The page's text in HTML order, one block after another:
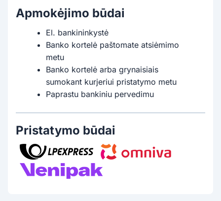
Apmokėjimo būdai
El. bankininkystė
Banko kortelė paštomate atsiėmimo
metu
Banko kortelė arba grynaisiais
sumokant kurjeriui pristatymo metu
Paprastu bankiniu pervedimu
Pristatymo būdai